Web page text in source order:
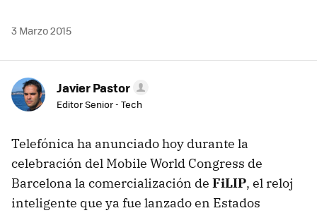
3 Marzo 2015
Javier Pastor
Editor Senior - Tech
Telefónica ha anunciado hoy durante la
celebración del Mobile World Congress de
Barcelona la comercialización de FiLIP, el reloj
inteligente que ya fue lanzado en Estados